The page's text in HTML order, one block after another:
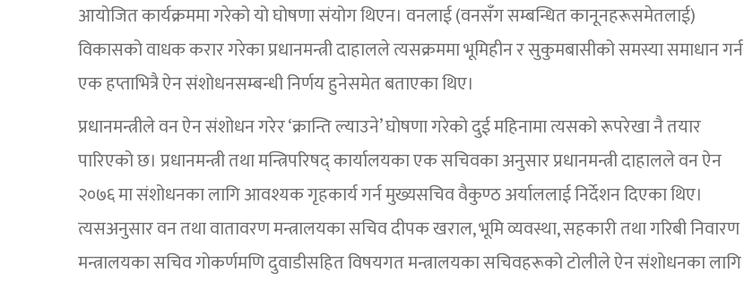
आयोजित कार्यक्रममा गरेको यो घोषणा संयोग थिएन। वनलाई (वनसँग सम्बन्धित कानूनहरूसमेतलाई)
विकासको वाधक करार गरेका प्रधानमन्त्री दाहालले त्यसक्रममा भूमिहीन र सुकुमबासीको समस्या समाधान गर्न
एक हप्ताभित्रै ऐन संशोधनसम्बन्धी निर्णय हुनेसमेत बताएका थिए।
प्रधानमन्त्रीले वन ऐन संशोधन गरेर ‘क्रान्ति ल्याउने’ घोषणा गरेको दुई महिनामा त्यसको रूपरेखा नै तयार
पारिएको छ। प्रधानमन्त्री तथा मन्त्रिपरिषद् कार्यालयका एक सचिवका अनुसार प्रधानमन्त्री दाहालले वन ऐन
२०७६ मा संशोधनका लागि आवश्यक गृहकार्य गर्न मुख्यसचिव वैकुण्ठ अर्याललाई निर्देशन दिएका थिए।
त्यसअनुसार वन तथा वातावरण मन्त्रालयका सचिव दीपक खराल, भूमि व्यवस्था, सहकारी तथा गरिबी निवारण
मन्त्रालयका सचिव गोकर्णमणि दुवाडीसहित विषयगत मन्त्रालयका सचिवहरूको टोलीले ऐन संशोधनका लागि